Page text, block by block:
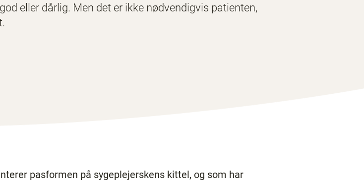
eller dårlig. Men det er ikke nødvendigvis patienten,
pasformen på sygeplejerskens kittel, og som har